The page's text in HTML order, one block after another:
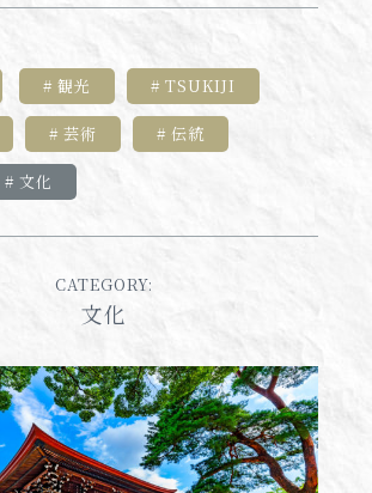
観光 TSUKIJI
芸術 伝統
文化
CATEGORY:
文化